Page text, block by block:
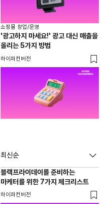
쇼핑몰 창업/운영
'광고하지 마세요!' 광고 대신 매출을
올리는 5가지 방법
하이퍼컨버전
최신순
블랙프라이데이를 준비하는
마케터를 위한 7가지 체크리스트
하이퍼컨버전